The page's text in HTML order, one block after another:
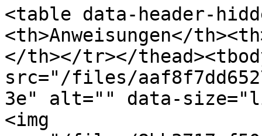
<table data-header-
<th>Anweisungen</
</th></tr></
src="/files/
3e" alt="" data-
<img